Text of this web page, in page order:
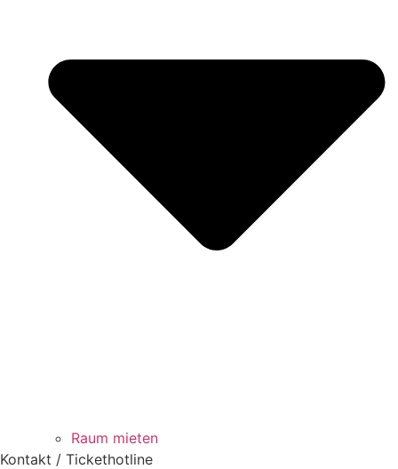
Raum mieten
Kontakt / Tickethotline